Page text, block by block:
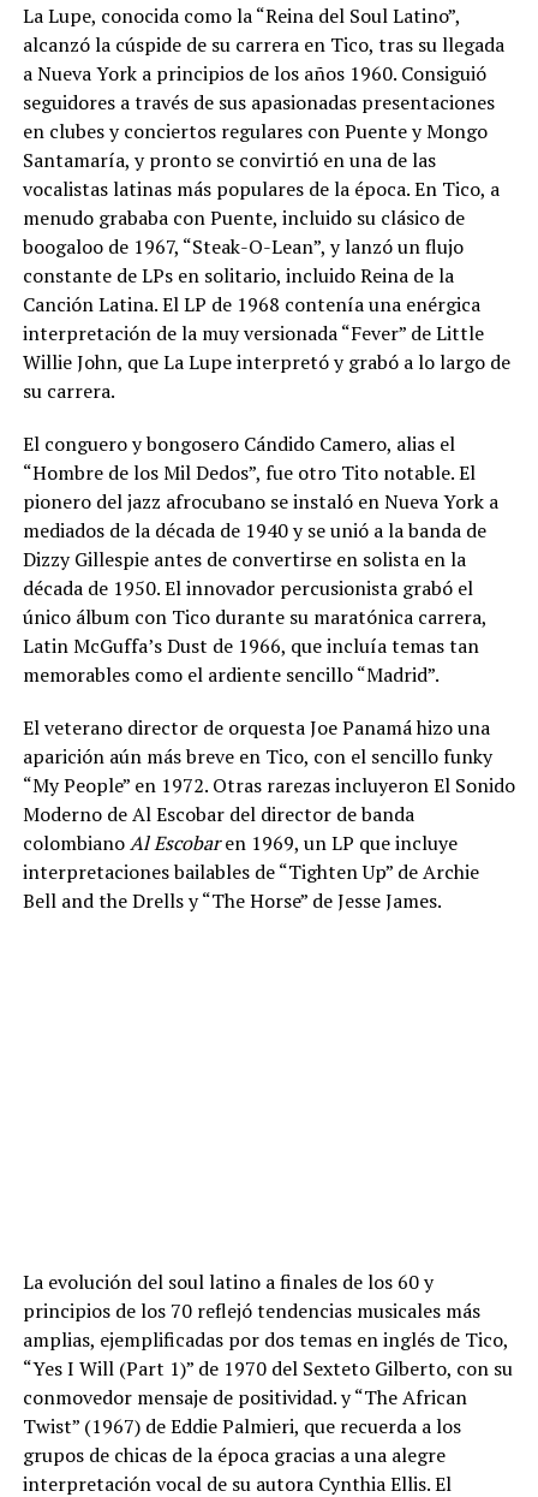
La Lupe, conocida como la “Reina del Soul Latino”,
alcanzó la cúspide de su carrera en Tico, tras su llegada
a Nueva York a principios de los años 1960. Consiguió
seguidores a través de sus apasionadas presentaciones
en clubes y conciertos regulares con Puente y Mongo
Santamaría, y pronto se convirtió en una de las
vocalistas latinas más populares de la época. En Tico, a
menudo grababa con Puente, incluido su clásico de
boogaloo de 1967, “Steak-O-Lean”, y lanzó un flujo
constante de LPs en solitario, incluido Reina de la
Canción Latina. El LP de 1968 contenía una enérgica
interpretación de la muy versionada “Fever” de Little
Willie John, que La Lupe interpretó y grabó a lo largo de
su carrera.
El conguero y bongosero Cándido Camero, alias el
“Hombre de los Mil Dedos”, fue otro Tito notable. El
pionero del jazz afrocubano se instaló en Nueva York a
mediados de la década de 1940 y se unió a la banda de
Dizzy Gillespie antes de convertirse en solista en la
década de 1950. El innovador percusionista grabó el
único álbum con Tico durante su maratónica carrera,
Latin McGuffa’s Dust de 1966, que incluía temas tan
memorables como el ardiente sencillo “Madrid”.
El veterano director de orquesta Joe Panamá hizo una
aparición aún más breve en Tico, con el sencillo funky
“My People” en 1972. Otras rarezas incluyeron El Sonido
Moderno de Al Escobar del director de banda
colombianoAl Escobaren 1969, un LP que incluye
interpretaciones bailables de “Tighten Up” de Archie
Bell and the Drells y “The Horse” de Jesse James.
La evolución del soul latino a finales de los 60 y
principios de los 70 reflejó tendencias musicales más
amplias, ejemplificadas por dos temas en inglés de Tico,
“Yes I Will (Part 1)” de 1970 del Sexteto Gilberto, con su
conmovedor mensaje de positividad. y “The African
Twist” (1967) de Eddie Palmieri, que recuerda a los
grupos de chicas de la época gracias a una alegre
interpretación vocal de su autora Cynthia Ellis. El